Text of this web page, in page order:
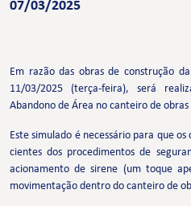
07/03/2025
Em razão das obras de construção
11/03/2025 (terça-feira), será
Abandono de Área no canteiro de obras
Este simulado é necessário para que
cientes dos procedimentos de
acionamento de sirene (um toque
movimentação dentro do canteiro de